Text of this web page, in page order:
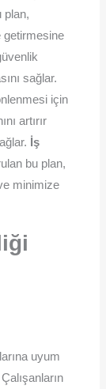
plan,
getirmesine
sağlar.
için
artırır
İş
bu plan,
minimize
uyum